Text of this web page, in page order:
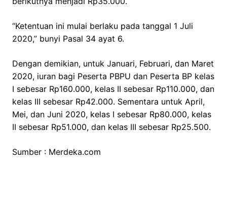
“Ketentuan ini mulai berlaku pada tanggal 1 Juli
2020,” bunyi Pasal 34 ayat 6.
Dengan demikian, untuk Januari, Februari, dan Maret
2020, iuran bagi Peserta PBPU dan Peserta BP kelas
I sebesar Rp160.000, kelas II sebesar Rp110.000, dan
kelas III sebesar Rp42.000. Sementara untuk April,
Mei, dan Juni 2020, kelas I sebesar Rp80.000, kelas
II sebesar Rp51.000, dan kelas III sebesar Rp25.500.
Sumber : Merdeka.com